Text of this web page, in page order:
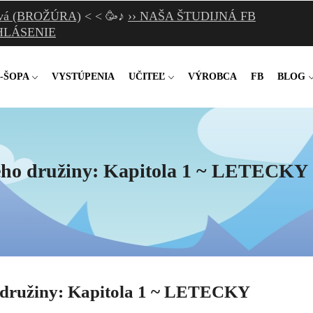
(BROŽÚRA) < < 🥳♪ ›› NAŠA ŠTUDIJNÁ FB
ŠOPA VYSTÚPENIA UČITEĽ VÝROBCA FB BLOG
družiny: Kapitola 1 ~ LETECKY
Kapitola 1 ~ LETECKY